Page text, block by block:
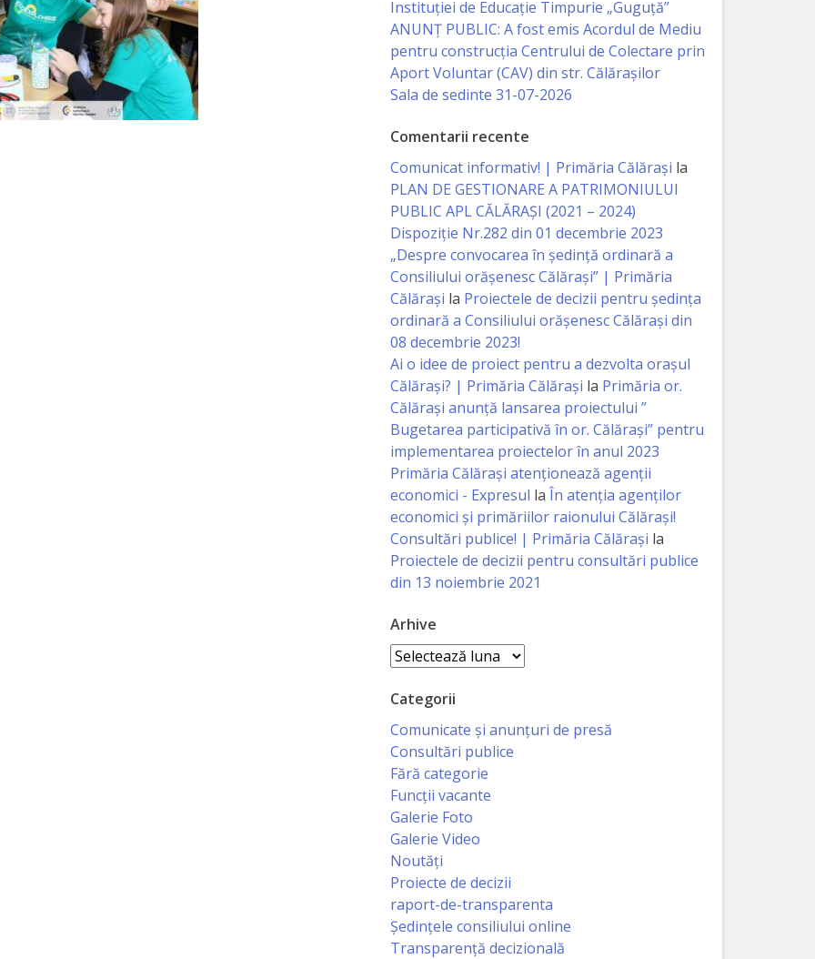
Instituției de Educație Timpurie „Guguță”
ANUNȚ PUBLIC: A fost emis Acordul de Mediu
pentru construcția Centrului de Colectare prin
Aport Voluntar (CAV) din str. Călărașilor
Sala de sedinte 31-07-2026
Comentarii recente
Comunicat informativ! | Primăria Călărași la
PLAN DE GESTIONARE A PATRIMONIULUI
PUBLIC APL CĂLĂRAȘI (2021 – 2024)
Dispoziție Nr.282 din 01 decembrie 2023
„Despre convocarea în ședință ordinară a
Consiliului orășenesc Călărași” | Primăria
Călărași la Proiectele de decizii pentru ședința
ordinară a Consiliului orășenesc Călărași din
08 decembrie 2023!
Ai o idee de proiect pentru a dezvolta orașul
Călărași? | Primăria Călărași la Primăria or.
Călărași anunță lansarea proiectului ”
Bugetarea participativă în or. Călărași” pentru
implementarea proiectelor în anul 2023
Primăria Călăraşi atenţionează agenţii
economici - Expresul la În atenția agenților
economici și primăriilor raionului Călărași!
Consultări publice! | Primăria Călărași la
Proiectele de decizii pentru consultări publice
din 13 noiembrie 2021
Arhive
Arhive
Categorii
Comunicate și anunțuri de presă
Consultări publice
Fără categorie
Funcții vacante
Galerie Foto
Galerie Video
Noutăți
Proiecte de decizii
raport-de-transparenta
Ședințele consiliului online
Transparență decizională